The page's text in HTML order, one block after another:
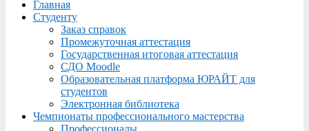
Menu
Главная
Студенту
Заказ справок
Промежуточная аттестация
Государственная итоговая аттестация
СДО Moodle
Образовательная платформа ЮРАЙТ для
студентов
Электронная библиотека
Чемпионаты профессионального мастерства
Профессионалы